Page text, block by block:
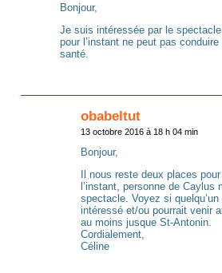
Bonjour,
Je suis intéressée par le
pour l’instant ne peut pas
santé.
obabeltut
13 octobre 2016 à 18 h 04 min
Bonjour,
Il nous reste deux places
l’instant, personne de Caylus
spectacle. Voyez si
intéressé et/ou pourrait venir
au moins jusque St-Antonin.
Cordialement,
Céline